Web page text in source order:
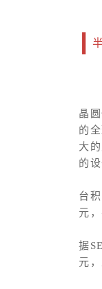
晶
的
大
的
台
元
据
元